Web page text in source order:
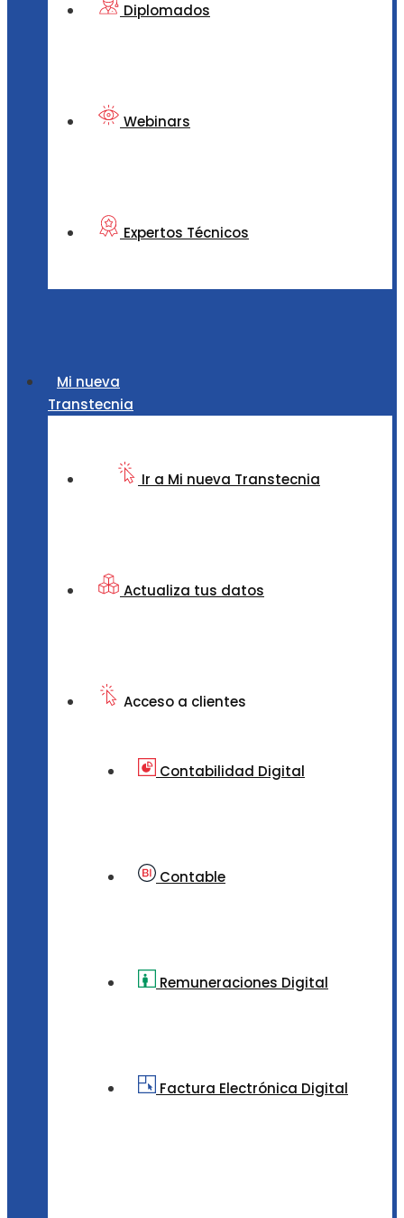
Diplomados
Webinars
Expertos Técnicos
Mi nueva
Transtecnia
Ir a Mi nueva Transtecnia
Actualiza tus datos
Acceso a clientes
Contabilidad Digital
Contable
Remuneraciones Digital
Factura Electrónica Digital